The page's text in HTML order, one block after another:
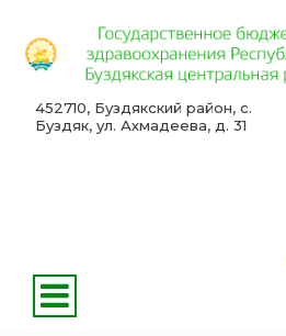
452710, Буздякский район, с.
Буздяк, ул. Ахмадеева, д. 31